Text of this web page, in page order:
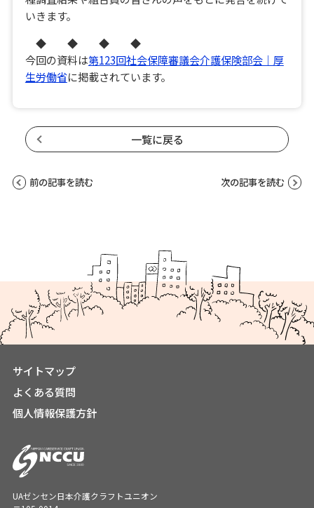
いきます。
◆ ◆ ◆ ◆
今回の資料は第123回社会保障審議会介護保険部会｜厚
生労働省に掲載されています。
一覧に戻る
前の記事を読む 次の記事を読む
サイトマップ
よくある質問
個人情報保護方針
UAゼンセン日本介護クラフトユニオン